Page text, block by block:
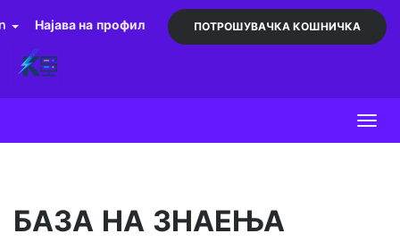
Најава на профил ПОТРОШУВАЧКА КОШНИЧКА
БАЗА НА ЗНАЕЊА